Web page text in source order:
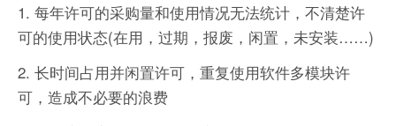
1. 每年许可的采购量和使用情况无法统计，不清楚许
可的使用状态(在用，过期，报废，闲置，未安装……)
2. 长时间占用并闲置许可，重复使用软件多模块许
可，造成不必要的浪费